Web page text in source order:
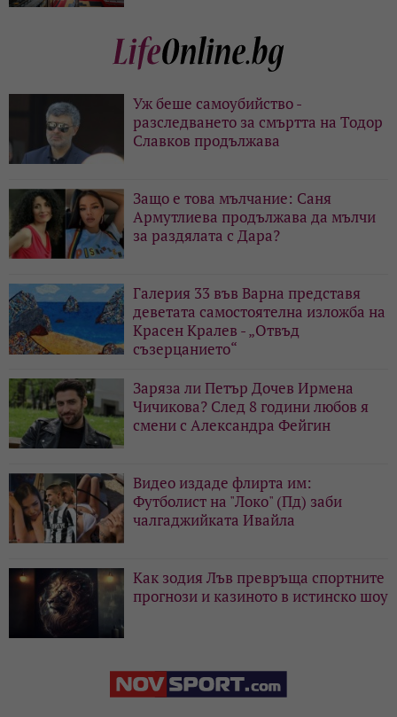
Уж беше самоубийство -
разследването за смъртта на Тодор
Славков продължава
Защо е това мълчание: Саня
Армутлиева продължава да мълчи
за раздялата с Дара?
Галерия 33 във Варна представя
деветата самостоятелна изложба на
Красен Кралев - „Отвъд
съзерцанието“
Заряза ли Петър Дочев Ирмена
Чичикова? След 8 години любов я
смени с Александра Фейгин
Видео издаде флирта им:
Футболист на "Локо" (Пд) заби
чалгаджийката Ивайла
Как зодия Лъв превръща спортните
прогнози и казиното в истинско шоу